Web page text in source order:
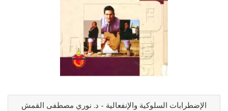
الإضطرابات السلوكية والإنفعالية - د. نوري مصطفى القمش